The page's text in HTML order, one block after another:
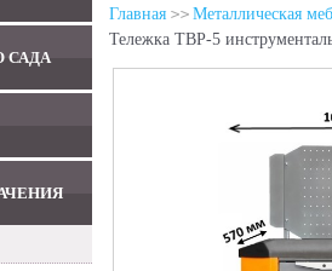
САДА
Главная
Металлическая
Тележка TBP-5